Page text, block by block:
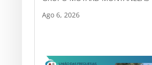
Ago 6, 2026